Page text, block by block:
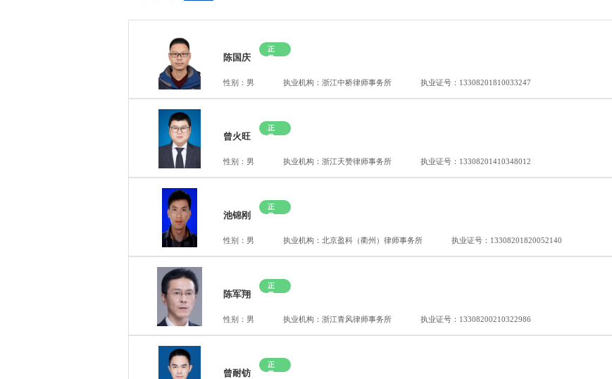
陈国庆
正
常
性别：男 执业机构：浙江中桥律师事务所 执业证号：13308201810033247
曾火旺
正
常
性别：男 执业机构：浙江天赞律师事务所 执业证号：13308201410348012
池锦刚
正
常
性别：男 执业机构：北京盈科（衢州）律师事务所 执业证号：13308201820052140
陈军翔
正
常
性别：男 执业机构：浙江青风律师事务所 执业证号：13308200210322986
曾耐钫
正
常